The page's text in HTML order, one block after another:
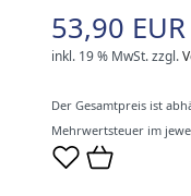
53,90 EUR
inkl. 19 % MwSt.zzgl.
Der Gesamtpreis ist
Mehrwertsteuer im